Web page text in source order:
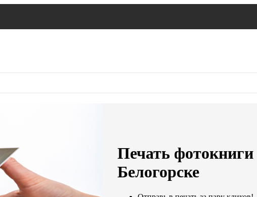
Печать
Белогорске